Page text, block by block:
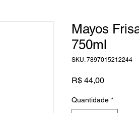
Mayos
750ml
SKU: 7897015212244
R$ 44,00Preço
Quantidade *